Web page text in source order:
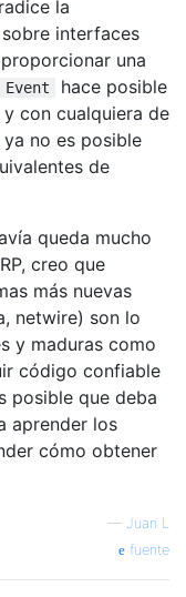
la
interfaces
una
Event
hace posible
con cualquiera de
no es posible
de
queda mucho
creo que
más nuevas
netwire) son lo
y maduras como
código confiable
posible que deba
aprender los
cómo obtener
— Juan L
fuente